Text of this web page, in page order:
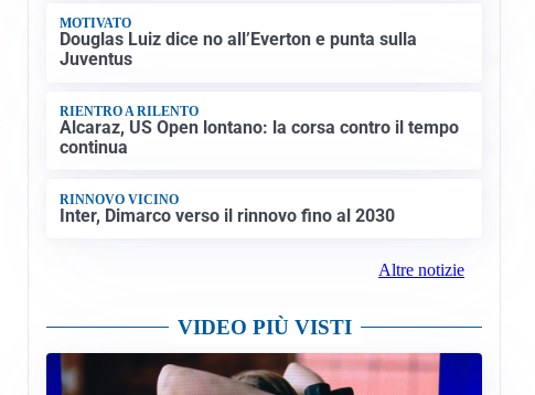
MOTIVATO
Douglas Luiz dice no all’Everton e punta sulla
Juventus
RIENTRO A RILENTO
Alcaraz, US Open lontano: la corsa contro il tempo
continua
RINNOVO VICINO
Inter, Dimarco verso il rinnovo fino al 2030
Altre notizie
VIDEO PIÙ VISTI